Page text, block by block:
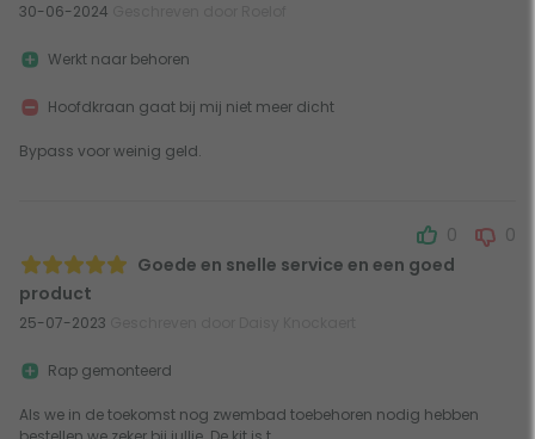
30-06-2024
Bypass voor weinig geld.
Werkt naar behoren
Hoofdkraan gaat bij mij niet meer dicht
Goede en snelle service en een goed
product
25-07-2023
0 0
Als we in de toekomst nog zwembad toebehoren nodig hebben
Rap gemonteerd